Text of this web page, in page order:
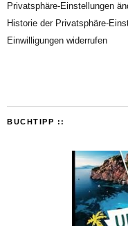
Privatsphäre-Einstellungen
Historie der Privatsphäre-
Einwilligungen widerrufen
BUCHTIPP ::